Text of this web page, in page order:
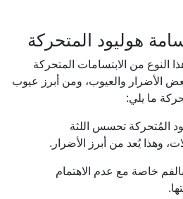
هوليود المتحركة
النوع من الابتسامات المتحركة
الأضرار والعيوب، ومن أبرز عيوب
ما يلي:
المُتحركة تحسس اللثة
وهذا يُعد من أبرز الأضرار.
خاصة مع عدم الاهتمام